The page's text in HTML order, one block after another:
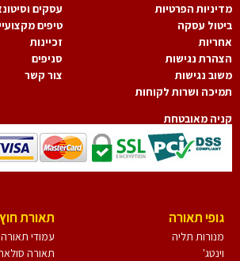
הפרטיות
עסקה
נגישות
נגישות
ושרות לקוחות
עסקים וסיטונאות
טיפים מקצועיים
זכיינות
סניפים
צור קשר
מאובטחת
גופי תאורה
מנורות תליה
וינטג'
תאורת חוץ
עמודי תאורה
תאורה סולארית